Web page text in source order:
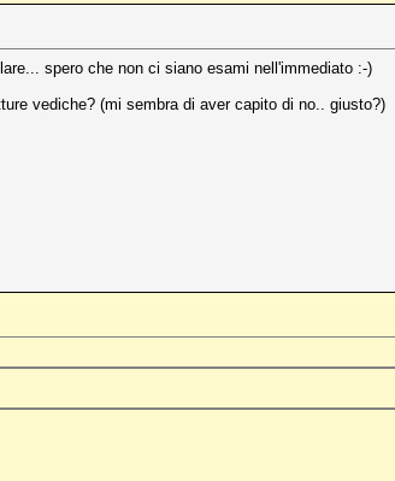
spero che non ci siano esami nell'immediato :-)
vediche? (mi sembra di aver capito di no.. giusto?)